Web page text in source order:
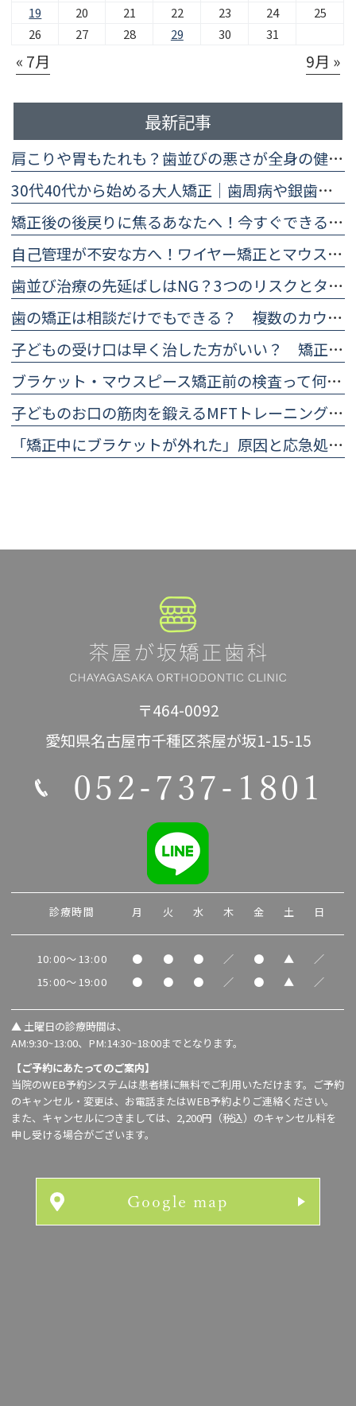
19
20 21 22 23 24
25
26
27 28 29 30 31
« 7月 9月 »
最新記事
肩こりや胃もたれも？歯並びの悪さが全身の健康に及ぼす5つの影響
30代40代から始める大人矯正｜歯周病や銀歯があっても大丈夫？
矯正後の後戻りに焦るあなたへ！今すぐできる予防法と再治療の目安
自己管理が不安な方へ！ワイヤー矯正とマウスピース矯正の違い比較
歯並び治療の先延ばしはNG？3つのリスクとタイミングを医師が解説
歯の矯正は相談だけでもできる？ 複数のカウンセリングを受けるメリットとは
子どもの受け口は早く治した方がいい？ 矯正した方がいいと言われる理由
ブラケット・マウスピース矯正前の検査って何をする？ 治療計画に欠かせない精密検査について
子どものお口の筋肉を鍛えるMFTトレーニング（口腔筋機能療法）のやり方
「矯正中にブラケットが外れた」原因と応急処置・歯科医院に行くまでの対処法
〒464-0092
愛知県名古屋市千種区茶屋が坂1-15-15
052-737-1801
診療時間 月 火 水 木 金 土 日
10:00～13:00 ● ● ● ／ ● ▲
／
15:00～19:00
● ● ● ／ ● ▲ ／
▲土曜日の診療時間は、
AM:9:30~13:00、PM:14:30~18:00までとなります。
【ご予約にあたってのご案内】
当院のWEB予約システムは患者様に無料でご利用いただけます。ご予約
のキャンセル・変更は、お電話またはWEB予約よりご連絡ください。
また、キャンセルにつきましては、2,200円（税込）のキャンセル料を
申し受ける場合がございます。
Google map